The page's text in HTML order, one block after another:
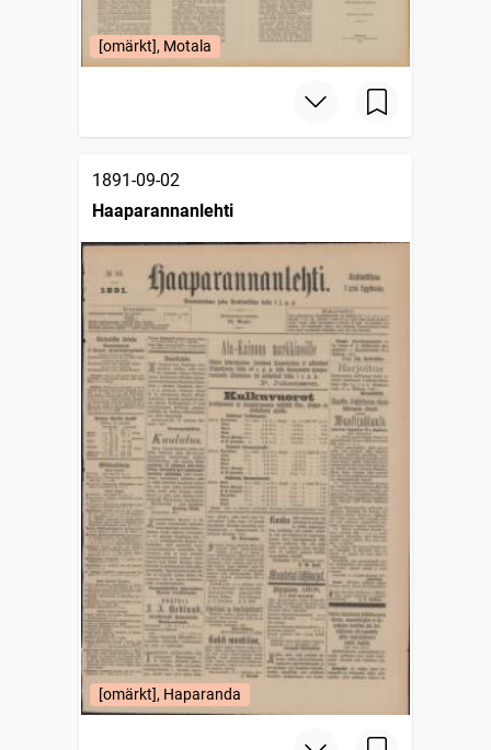
[omärkt], Motala
1891-09-02
Haaparannanlehti
[omärkt], Haparanda